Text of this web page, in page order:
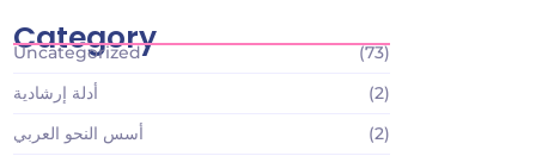
Category
Uncategorized
(73)
أدلة إرشادية
(2)
أسس النحو العربي
(2)